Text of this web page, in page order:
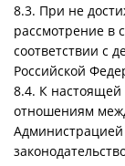
8.3. При не
рассмотрение в
соответствии с
Российской
8.4. К
отношениям